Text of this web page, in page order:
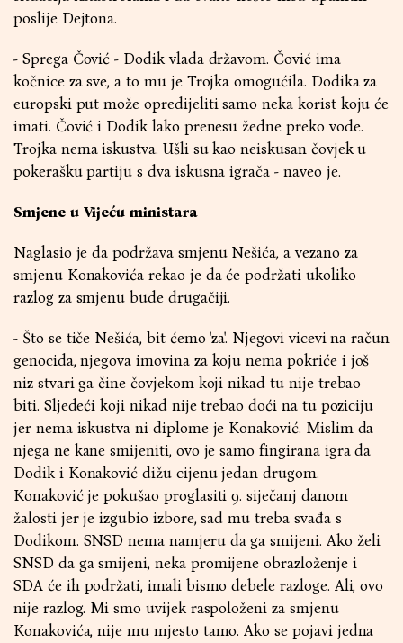
poslije Dejtona.
- Sprega Čović - Dodik vlada državom. Čović ima
kočnice za sve, a to mu je Trojka omogućila. Dodika za
europski put može opredijeliti samo neka korist koju će
imati. Čović i Dodik lako prenesu žedne preko vode.
Trojka nema iskustva. Ušli su kao neiskusan čovjek u
pokerašku partiju s dva iskusna igrača - naveo je.
Smjene u Vijeću ministara
Naglasio je da podržava smjenu Nešića, a vezano za
smjenu Konakovića rekao je da će podržati ukoliko
razlog za smjenu bude drugačiji.
- Što se tiče Nešića, bit ćemo 'za'. Njegovi vicevi na račun
genocida, njegova imovina za koju nema pokriće i još
niz stvari ga čine čovjekom koji nikad tu nije trebao
biti. Sljedeći koji nikad nije trebao doći na tu poziciju
jer nema iskustva ni diplome je Konaković. Mislim da
njega ne kane smijeniti, ovo je samo fingirana igra da
Dodik i Konaković dižu cijenu jedan drugom.
Konaković je pokušao proglasiti 9. siječanj danom
žalosti jer je izgubio izbore, sad mu treba svađa s
Dodikom. SNSD nema namjeru da ga smijeni. Ako želi
SNSD da ga smijeni, neka promijene obrazloženje i
SDA će ih podržati, imali bismo debele razloge. Ali, ovo
nije razlog. Mi smo uvijek raspoloženi za smjenu
Konakovića, nije mu mjesto tamo. Ako se pojavi jedna